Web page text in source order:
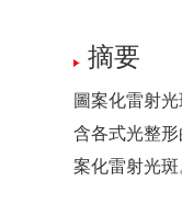
摘要
圖案化雷射
含各式光整
案化雷射光